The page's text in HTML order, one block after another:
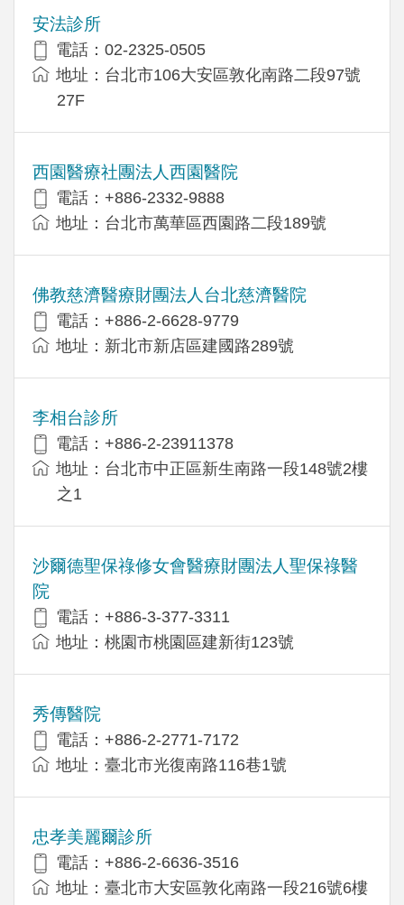
安法診所
電話：02-2325-0505
地址：台北市106大安區敦化南路二段97號
27F
西園醫療社團法人西園醫院
電話：+886-2332-9888
地址：台北市萬華區西園路二段189號
佛教慈濟醫療財團法人台北慈濟醫院
電話：+886-2-6628-9779
地址：新北市新店區建國路289號
李相台診所
電話：+886-2-23911378
地址：台北市中正區新生南路一段148號2樓
之1
沙爾德聖保祿修女會醫療財團法人聖保祿醫
院
電話：+886-3-377-3311
地址：桃園市桃園區建新街123號
秀傳醫院
電話：+886-2-2771-7172
地址：臺北市光復南路116巷1號
忠孝美麗爾診所
電話：+886-2-6636-3516
地址：臺北市大安區敦化南路一段216號6樓